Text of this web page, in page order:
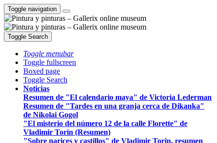
Toggle navigation
Toggle Search
Toggle menubar
Toggle fullscreen
Boxed page
Toggle Search
Noticias
Resumen de "El calendario maya" de Victoria Lederman
Resumen de "Tardes en una granja cerca de Dikanka"
de Nikolai Gogol
"El misterio del número 12 de la calle Florette" de
Vladimir Torin (Resumen)
"Sobre narices y castillos" de Vladimir Torin, resumen